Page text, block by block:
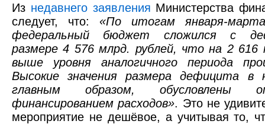
Из недавнего заявления Министерства
следует, что: «По итогам января-
федеральный бюджет сложился с
размере 4 576 млрд. рублей, что на 2 616
выше уровня аналогичного периода
Высокие значения размера дефицита в
главным образом, обусловлены
финансированием расходов». Это не
мероприятие не дешёвое, а учитывая то,